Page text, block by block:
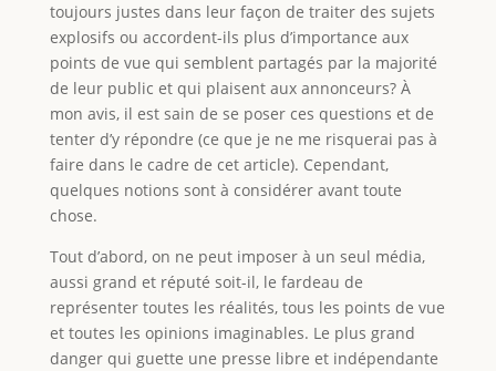
toujours justes dans leur façon de traiter des sujets
explosifs ou accordent-ils plus d’importance aux
points de vue qui semblent partagés par la majorité
de leur public et qui plaisent aux annonceurs? À
mon avis, il est sain de se poser ces questions et de
tenter d’y répondre (ce que je ne me risquerai pas à
faire dans le cadre de cet article). Cependant,
quelques notions sont à considérer avant toute
chose.
Tout d’abord, on ne peut imposer à un seul média,
aussi grand et réputé soit-il, le fardeau de
représenter toutes les réalités, tous les points de vue
et toutes les opinions imaginables. Le plus grand
danger qui guette une presse libre et indépendante